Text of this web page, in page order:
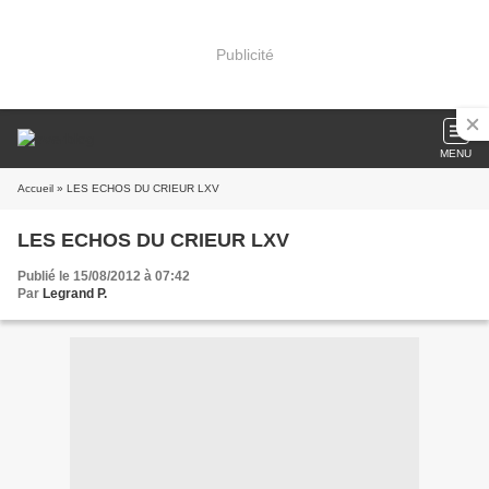
Publicité
MENU
Accueil » LES ECHOS DU CRIEUR LXV
LES ECHOS DU CRIEUR LXV
Publié le 15/08/2012 à 07:42
Par Legrand P.